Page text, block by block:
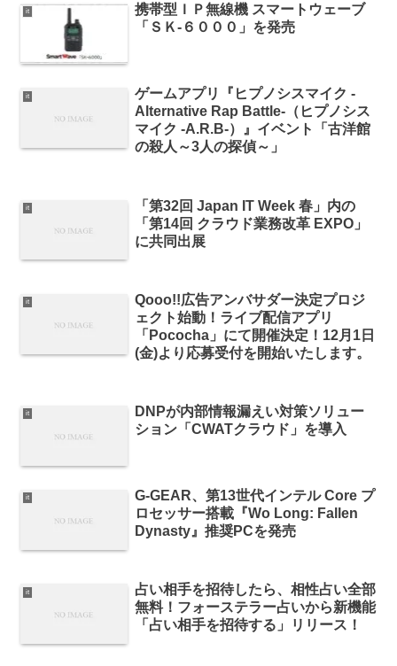
it
携帯型ＩＰ無線機 スマートウェーブ
「ＳＫ-６０００」を発売
it
ゲームアプリ『ヒプノシスマイク -
Alternative Rap Battle-（ヒプノシス
マイク -A.R.B-）』イベント「古洋館
の殺人～3人の探偵～」
it
「第32回 Japan IT Week 春」内の
「第14回 クラウド業務改革 EXPO」
に共同出展
it
Qooo!!広告アンバサダー決定プロジ
ェクト始動！ライブ配信アプリ
「Pococha」にて開催決定！12月1日
(金)より応募受付を開始いたします。
it
DNPが内部情報漏えい対策ソリュー
ション「CWATクラウド」を導入
it
G-GEAR、第13世代インテル Core プ
ロセッサー搭載『Wo Long: Fallen
Dynasty』推奨PCを発売
it
占い相手を招待したら、相性占い全部
無料！フォーステラー占いから新機能
「占い相手を招待する」リリース！